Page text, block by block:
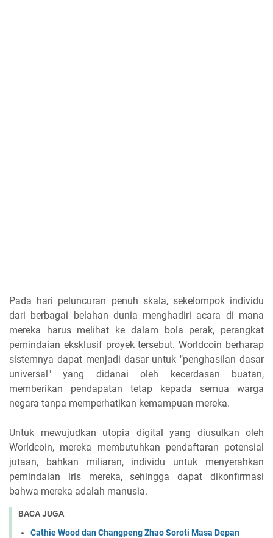
Pada hari peluncuran penuh skala, sekelompok individu
dari berbagai belahan dunia menghadiri acara di mana
mereka harus melihat ke dalam bola perak, perangkat
pemindaian eksklusif proyek tersebut. Worldcoin berharap
sistemnya dapat menjadi dasar untuk "penghasilan dasar
universal" yang didanai oleh kecerdasan buatan,
memberikan pendapatan tetap kepada semua warga
negara tanpa memperhatikan kemampuan mereka.
Untuk mewujudkan utopia digital yang diusulkan oleh
Worldcoin, mereka membutuhkan pendaftaran potensial
jutaan, bahkan miliaran, individu untuk menyerahkan
pemindaian iris mereka, sehingga dapat dikonfirmasi
bahwa mereka adalah manusia.
BACA JUGA
Cathie Wood dan Changpeng Zhao Soroti Masa Depan